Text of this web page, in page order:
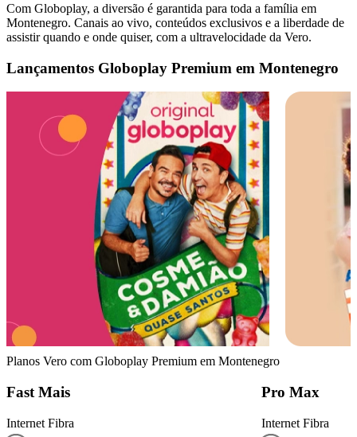
Com Globoplay, a diversão é garantida para toda a família em
Montenegro. Canais ao vivo, conteúdos exclusivos e a liberdade de
assistir quando e onde quiser, com a ultravelocidade da Vero.
Lançamentos Globoplay Premium em Montenegro
Planos Vero com Globoplay Premium em Montenegro
Fast Mais
Internet Fibra
Pro Max
Internet Fibra